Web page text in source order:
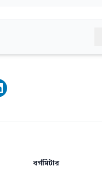
বর্গমিটার